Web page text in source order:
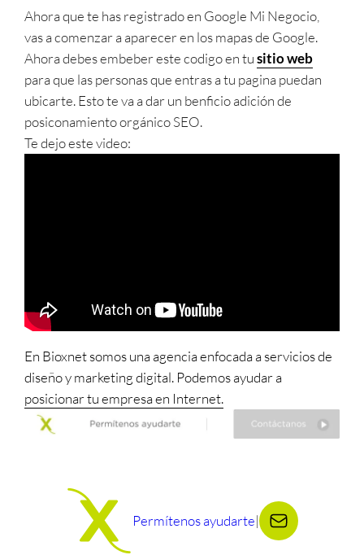
Ahora que te has registrado en Google Mi Negocio,
vas a comenzar a aparecer en los mapas de Google.
Ahora debes embeber este codigo en tusitio web
para que las personas que entras a tu pagina puedan
ubicarte. Esto te va a dar un benficio adición de
posiconamiento orgánico SEO.
Te dejo este video:
En Bioxnet somos una agencia enfocada a servicios de
diseño y marketing digital. Podemos ayudar a
posicionar tu empresa en Internet.
Permítenos ayudarte|